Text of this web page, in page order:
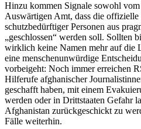
Hinzu kommen Signale sowohl
Auswärtigen Amt, dass die offizielle
schutzbedürftiger Personen aus
„geschlossen“ werden soll. Sollten
wirklich keine Namen mehr auf die
eine menschenunwürdige
vorbeigeht: Noch immer erreichen
Hilferufe afghanischer
geschafft haben, mit einem
werden oder in Drittstaaten Gefahr
Afghanistan zurückgeschickt zu
Fälle weiterhin.